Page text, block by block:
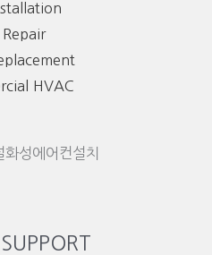
Repair
HVAC
성에어컨설치